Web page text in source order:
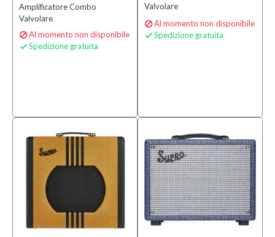
Amplificatore Combo
Valvolare
Al momento non disponibile
 Spedizione gratuita
Valvolare
Al momento non disponibile
 Spedizione gratuita